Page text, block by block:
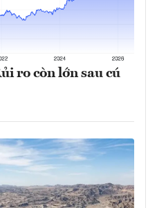
ro còn lớn sau cú